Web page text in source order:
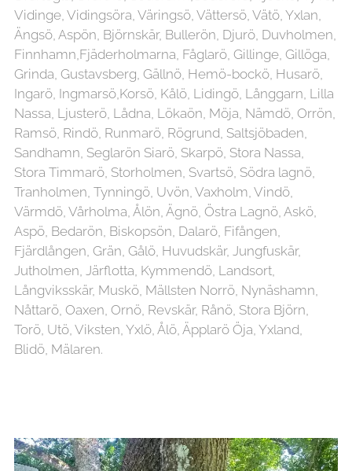
Vidinge, Vidingsöra, Väringsö, Vättersö, Vätö, Yxlan,
Ängsö, Aspön, Björnskär, Bullerön, Djurö, Duvholmen,
Finnhamn,Fjäderholmarna, Fåglarö, Gillinge, Gillöga,
Grinda, Gustavsberg, Gällnö, Hemö-bockö, Husarö,
Ingarö, Ingmarsö,Korsö, Kålö, Lidingö, Långgarn, Lilla
Nassa, Ljusterö, Lådna, Lökaön, Möja, Nämdö, Orrön,
Ramsö, Rindö, Runmarö, Rögrund, Saltsjöbaden,
Sandhamn, Seglarön Siarö, Skarpö, Stora Nassa,
Stora Timmarö, Storholmen, Svartsö, Södra lagnö,
Tranholmen, Tynningö, Uvön, Vaxholm, Vindö,
Värmdö, Vårholma, Ålön, Ägnö, Östra Lagnö, Askö,
Aspö, Bedarön, Biskopsön, Dalarö, Fifången,
Fjärdlången, Grän, Gålö, Huvudskär, Jungfuskär,
Jutholmen, Järflotta, Kymmendö, Landsort,
Långviksskär, Muskö, Mällsten Norrö, Nynäshamn,
Nåttarö, Oaxen, Ornö, Revskär, Rånö, Stora Björn,
Torö, Utö, Viksten, Yxlö, Ålö, Äpplarö Öja, Yxland,
Blidö, Mälaren.